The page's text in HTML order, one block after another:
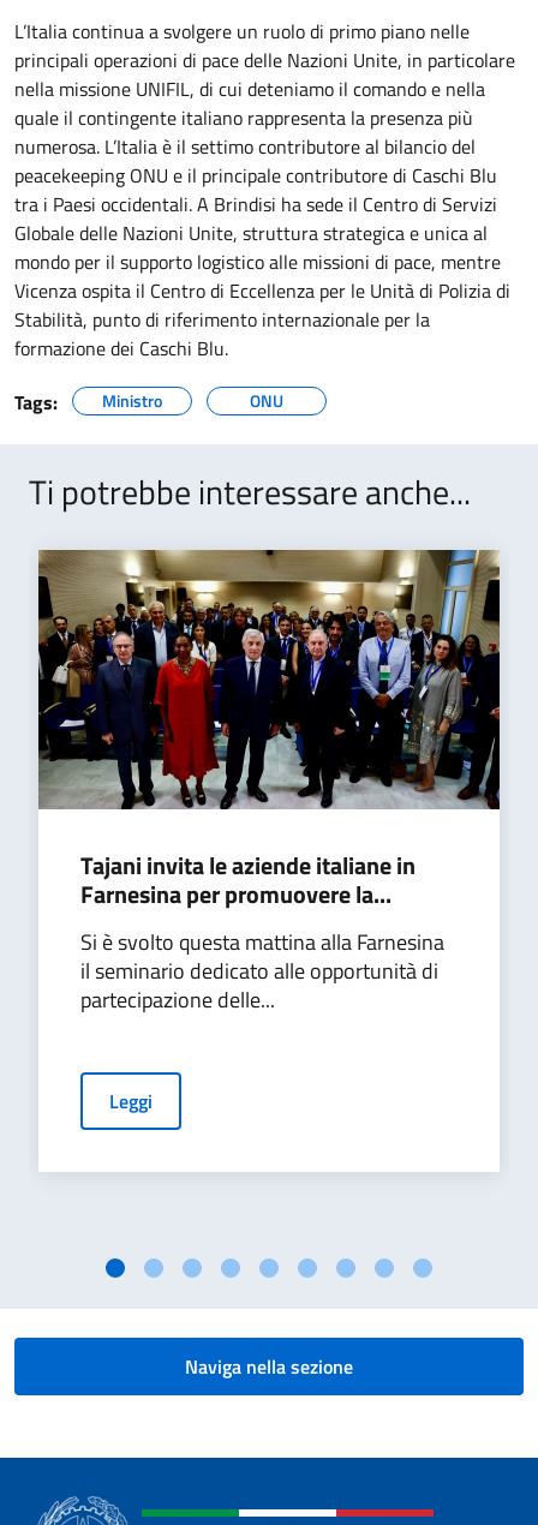
L’Italia continua a svolgere un ruolo di primo piano nelle
principali operazioni di pace delle Nazioni Unite, in particolare
nella missione UNIFIL, di cui deteniamo il comando e nella
quale il contingente italiano rappresenta la presenza più
numerosa. L’Italia è il settimo contributore al bilancio del
peacekeeping ONU e il principale contributore di Caschi Blu
tra i Paesi occidentali. A Brindisi ha sede il Centro di Servizi
Globale delle Nazioni Unite, struttura strategica e unica al
mondo per il supporto logistico alle missioni di pace, mentre
Vicenza ospita il Centro di Eccellenza per le Unità di Polizia di
Stabilità, punto di riferimento internazionale per la
formazione dei Caschi Blu.
Tags:
Ministro ONU
Ti potrebbe interessare anche...
Tajani invita le aziende italiane in
Farnesina per promuovere la...
Si è svolto questa mattina alla Farnesina
il seminario dedicato alle opportunità di
partecipazione delle...
Leggi
Naviga nella sezione